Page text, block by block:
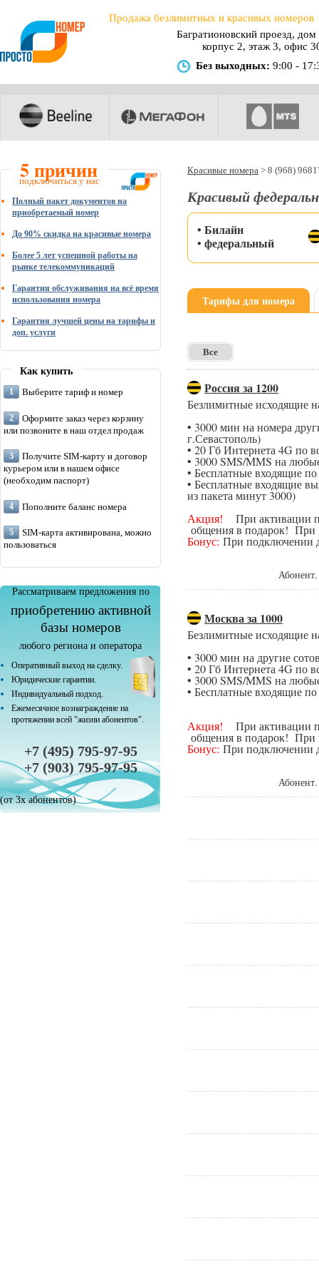
Продажа безлимитных и красивых номеров
Багратионовский проезд, дом
корпус 2, этаж 3, офис
Без выходных: 9:00 -
5 причин
подключиться у нас
Полный пакет документов на
приобретаемый номер
До 90% скидка на красивые номера
Более 5 лет успешной работы на
рынке телекоммуникаций
Гарантия обслуживания на всё время
использования номера
Гарантия лучшей цены на тарифы и
доп. услуги
Как купить
Выберите тариф и номер
Оформите заказ через корзину
или позвоните в наш отдел продаж
Получите SIM-карту и договор
курьером или в нашем офисе
(необходим паспорт)
Пополните баланс номера
SIM-карта активирована, можно
пользоваться
Рассматриваем предложения по
приобретению активной
базы номеров
любого региона и оператора
Оперативный выход на сделку.
Юридические гарантии.
Индивидуальный подход.
Ежемесячное вознаграждение на
протяжении всей "жизни абонентов".
+7 (495) 795-97-95
+7 (903) 795-97-95
(от 3х абонентов)
Красивые номера > 8 (968)
Красивый
• Билайн
• федеральный
Тарифы для номера
Все
Россия за 1200
Безлимитные исходящие
• 3000 мин на номера
г.Севастополь)
• 20 Гб Интернета 4G по
• 3000 SMS/MMS на
• Бесплатные входящие
• Бесплатные входящие
из пакета минут 3000)
Акция! При активации
общения в подарок! При
Бонус: При подключении
Москва за 1000
Безлимитные исходящие
• 3000 мин на другие
• 20 Гб Интернета 4G по
• 3000 SMS/MMS на
• Бесплатные входящие
Акция! При активации
общения в подарок! При
Бонус: При подключении